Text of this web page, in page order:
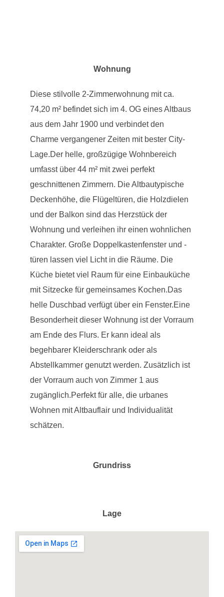
Wohnung
Diese stilvolle 2-Zimmerwohnung mit ca.
74,20 m² befindet sich im 4. OG eines Altbaus
aus dem Jahr 1900 und verbindet den
Charme vergangener Zeiten mit bester City-
Lage.Der helle, großzügige Wohnbereich
umfasst über 44 m² mit zwei perfekt
geschnittenen Zimmern. Die Altbautypische
Deckenhöhe, die Flügeltüren, die Holzdielen
und der Balkon sind das Herzstück der
Wohnung und verleihen ihr einen wohnlichen
Charakter. Große Doppelkastenfenster und -
türen lassen viel Licht in die Räume. Die
Küche bietet viel Raum für eine Einbauküche
mit Sitzecke für gemeinsames Kochen.Das
helle Duschbad verfügt über ein Fenster.Eine
Besonderheit dieser Wohnung ist der Vorraum
am Ende des Flurs. Er kann ideal als
begehbarer Kleiderschrank oder als
Abstellkammer genutzt werden. Zusätzlich ist
der Vorraum auch von Zimmer 1 aus
zugänglich.Perfekt für alle, die urbanes
Wohnen mit Altbauflair und Individualität
schätzen.
Grundriss
Lage